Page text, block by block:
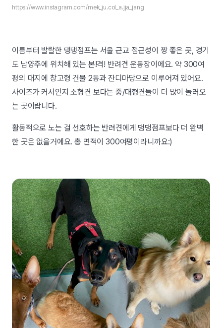
https://www.instagram.com/mek_ju.col_a.jja_jang
이름부터 발랄한 댕댕점프는 서울 근교 접근성이 짱 좋은 곳, 경기
도 남양주에 위치해 있는 본!격! 반려견 운동장이에요. 약 300여
평의 대지에 창고형 건물 2동과 잔디마당으로 이루어져 있어요.
사이즈가 커서인지 소형견 보다는 중/대형견들이 더 많이 놀러오
는 곳이랍니다.
활동적으로 노는 걸 선호하는 반려견에게 댕댕점프보다 더 완벽
한 곳은 없을거에요. 총 면적이 300여평이라니까요:)